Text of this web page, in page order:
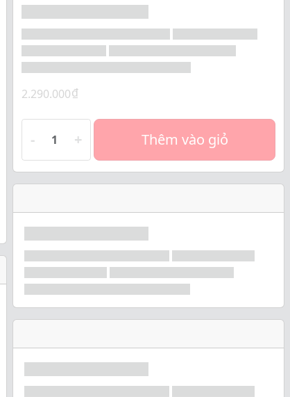
2.290.000₫
- + Thêm vào giỏ